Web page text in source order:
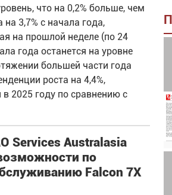
что на 0,2% больше, чем
на 3,7% с начала года,
на прошлой неделе (по 24
года останется на уровне
большей части года
роста на 4,4%,
2025 году по сравнению с
Services Australasia
по
Falcon 7X